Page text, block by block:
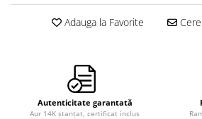
Adauga la Favorite Cere
Autenticitate garantată
Aur 14K ștanțat, certificat inclus